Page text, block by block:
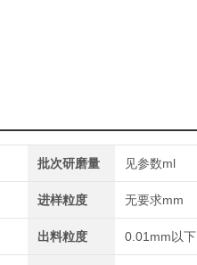
批次研磨量 见参数ml
进样粒度 无要求mm
出料粒度 0.01mm以下